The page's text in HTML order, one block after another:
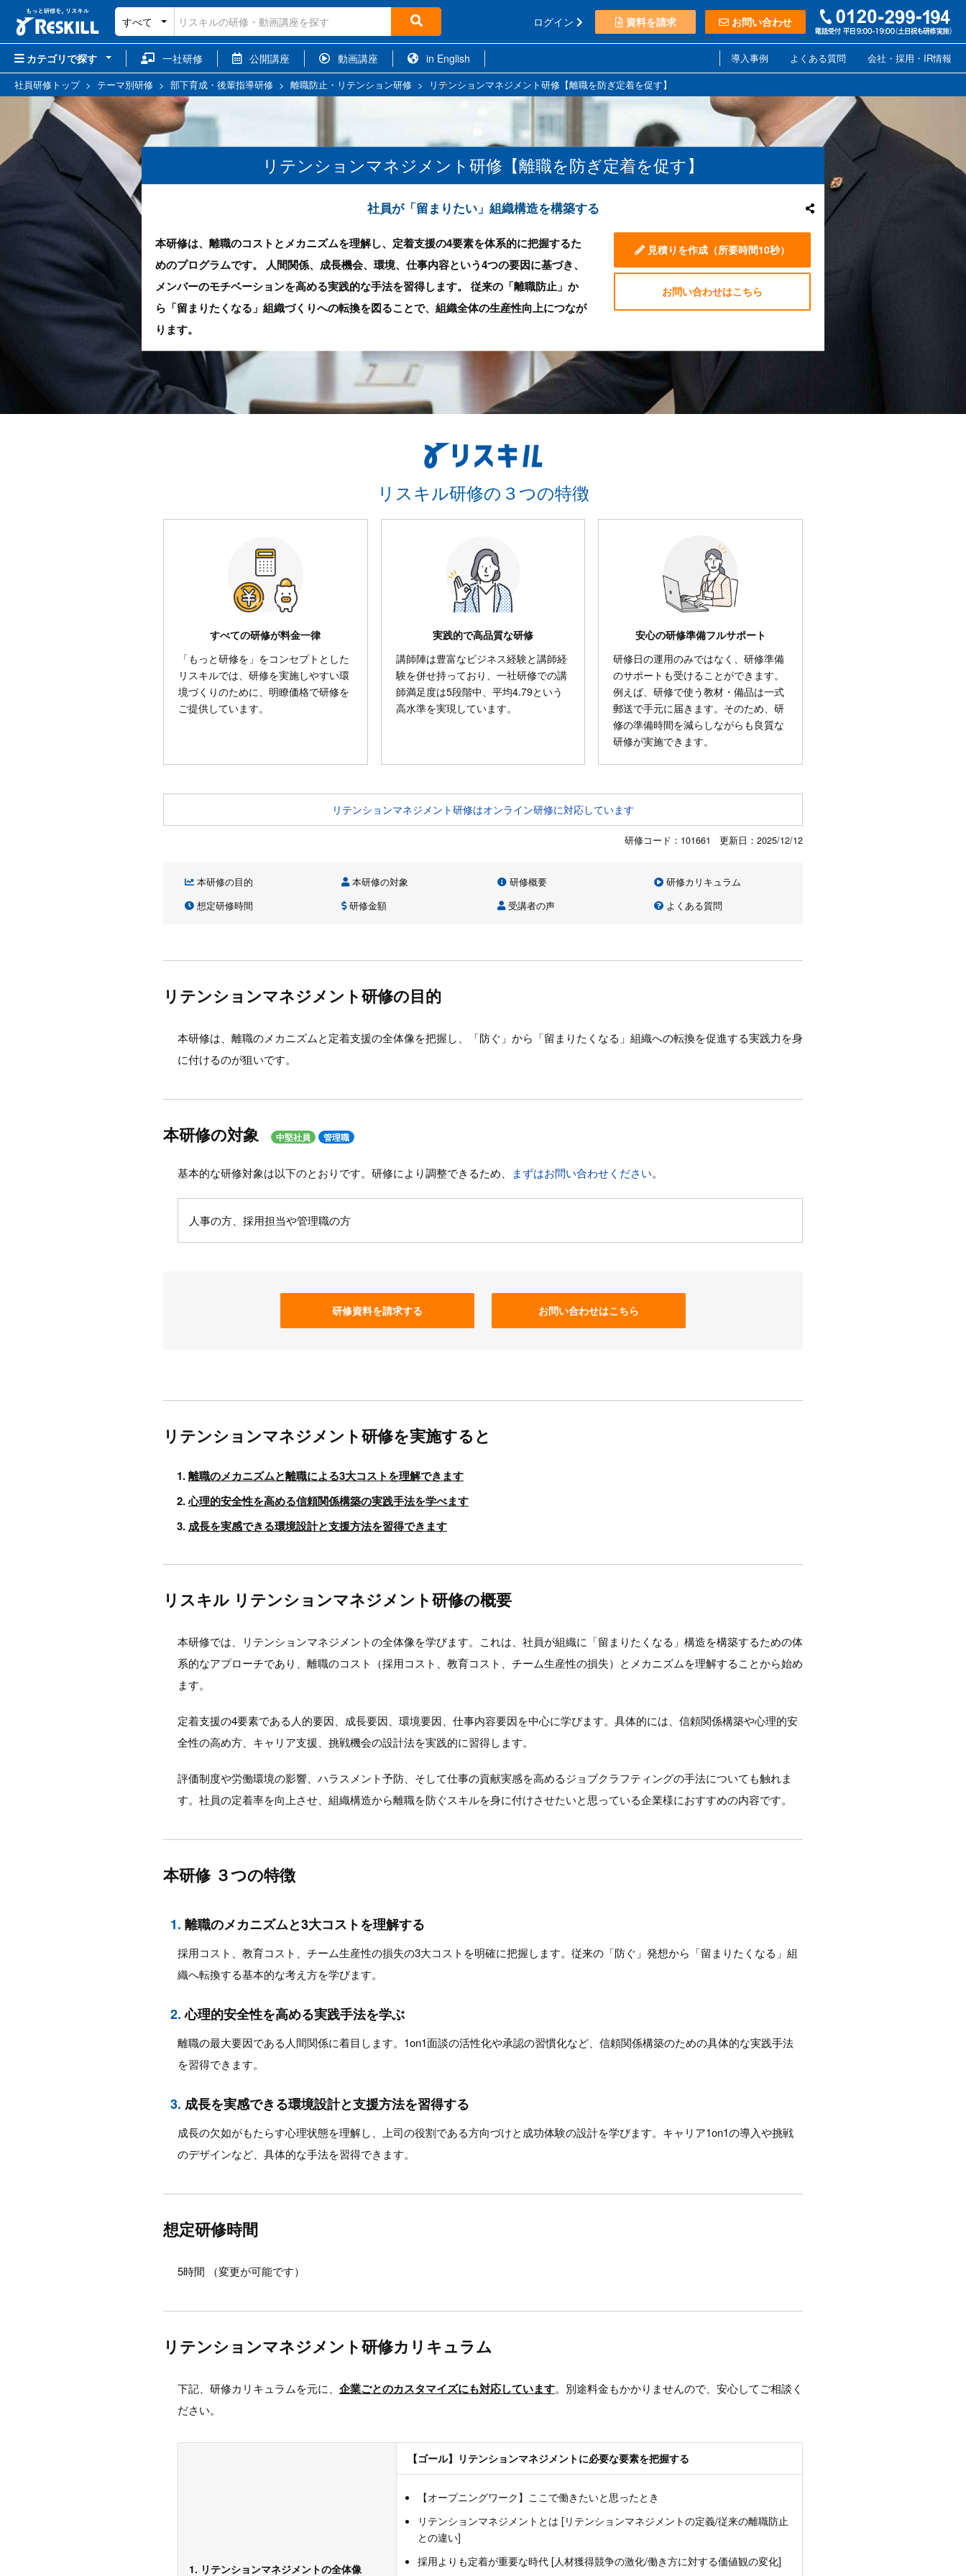
すべて ログイン 資料を請求 お問い合わせ
カテゴリで探す 一社研修 公開講座 動画講座 in English 導入事例 よくある質問
会社・採用・IR情報
社員研修トップ> テーマ別研修 > 部下育成・後輩指導研修 > 離職防止・リテンション研修 > リテンションマネジメント研修【離職を防ぎ定着を促す】
リテンションマネジメント研修【離職を防ぎ定着を促す】
社員が「留まりたい」組織構造を構築する
本研修は、離職のコストとメカニズムを理解し、定着支援の4要素を体系的に把握するた
めのプログラムです。 人間関係、成長機会、環境、仕事内容という4つの要因に基づき、
メンバーのモチベーションを高める実践的な手法を習得します。 従来の「離職防止」か
ら「留まりたくなる」組織づくりへの転換を図ることで、組織全体の生産性向上につなが
ります。
見積りを作成 （所要時間10秒）
お問い合わせはこちら
リスキル研修の３つの特徴
すべての研修が料金一律
「もっと研修を」をコンセプトとした
リスキルでは、研修を実施しやすい環
境づくりのために、明瞭価格で研修を
ご提供しています。
実践的で高品質な研修
講師陣は豊富なビジネス経験と講師経
験を併せ持っており、一社研修での講
師満足度は5段階中、平均4.79という
高水準を実現しています。
安心の研修準備フルサポート
研修日の運用のみではなく、研修準備
のサポートも受けることができます。
例えば、研修で使う教材・備品は一式
郵送で手元に届きます。そのため、研
修の準備時間を減らしながらも良質な
研修が実施できます。
リテンションマネジメント研修はオンライン研修に対応しています
研修コード：101661 更新日： 2025/12/12
本研修の目的 本研修の対象 研修概要
研修カリキュラム
想定研修時間
研修金額 受講者の声 よくある質問
リテンションマネジメント研修の目的
本研修は、離職のメカニズムと定着支援の全体像を把握し、「防ぐ」から「留まりたくなる」組織への転換を促進する実践力を身
に付けるのが狙いです。
本研修の対象 中堅社員 管理職
基本的な研修対象は以下のとおりです。研修により調整できるため、 まずはお問い合わせください。
人事の方、採用担当や管理職の方
研修資料を請求する お問い合わせはこちら
リテンションマネジメント研修を実施すると
離職のメカニズムと離職による3大コストを理解できます
心理的安全性を高める信頼関係構築の実践手法を学べます
成長を実感できる環境設計と支援方法を習得できます
リスキル リテンションマネジメント研修の概要
本研修では、リテンションマネジメントの全体像を学びます。これは、社員が組織に「留まりたくなる」構造を構築するための体
系的なアプローチであり、離職のコスト（採用コスト、教育コスト、チーム生産性の損失）とメカニズムを理解することから始め
ます。
定着支援の4要素である人的要因、成長要因、環境要因、仕事内容要因を中心に学びます。具体的には、信頼関係構築や心理的安
全性の高め方、キャリア支援、挑戦機会の設計法を実践的に習得します。
評価制度や労働環境の影響、ハラスメント予防、そして仕事の貢献実感を高めるジョブクラフティングの手法についても触れま
す。社員の定着率を向上させ、組織構造から離職を防ぐスキルを身に付けさせたいと思っている企業様におすすめの内容です。
本研修 ３つの特徴
1. 離職のメカニズムと3大コストを理解する
採用コスト、教育コスト、チーム生産性の損失の3大コストを明確に把握します。従来の「防ぐ」発想から「留まりたくなる」組
織へ転換する基本的な考え方を学びます。
2.心理的安全性を高める実践手法を学ぶ
離職の最大要因である人間関係に着目します。1on1面談の活性化や承認の習慣化など、信頼関係構築のための具体的な実践手法
を習得できます。
3. 成長を実感できる環境設計と支援方法を習得する
成長の欠如がもたらす心理状態を理解し、上司の役割である方向づけと成功体験の設計を学びます。キャリア1on1の導入や挑戦
のデザインなど、具体的な手法を習得できます。
想定研修時間
5時間 （変更が可能です）
リテンションマネジメント研修カリキュラム
下記、研修カリキュラムを元に、 企業ごとのカスタマイズにも対応しています。別途料金もかかりませんので、安心してご相談く
ださい。
1. リテンションマネジメントの全体像
【ゴール】リテンションマネジメントに必要な要素を把握する
【オープニングワーク】ここで働きたいと思ったとき
リテンションマネジメントとは [リテンションマネジメントの定義/従来の離職防止
との違い]
採用よりも定着が重要な時代 [人材獲得競争の激化/働き方に対する価値観の変化]